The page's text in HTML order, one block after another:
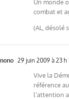
Un monde
combat et
(AL, désolé
nono 29 juin 2009 à 23 h
Vive la
référence
l’attention